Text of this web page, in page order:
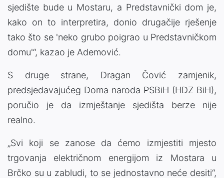
sjedište bude u Mostaru, a Predstavnički dom je,
kako on to interpretira, donio drugačije rješenje
tako što se 'neko grubo poigrao u Predstavničkom
domu'“, kazao je Ademović.
S druge strane, Dragan Čović zamjenik,
predsjedavajućeg Doma naroda PSBiH (HDZ BiH),
poručio je da izmještanje sjedišta berze nije
realno.
„Svi koji se zanose da ćemo izmjestiti mjesto
trgovanja električnom energijom iz Mostara u
Brčko su u zabludi, to se jednostavno neće desiti“,